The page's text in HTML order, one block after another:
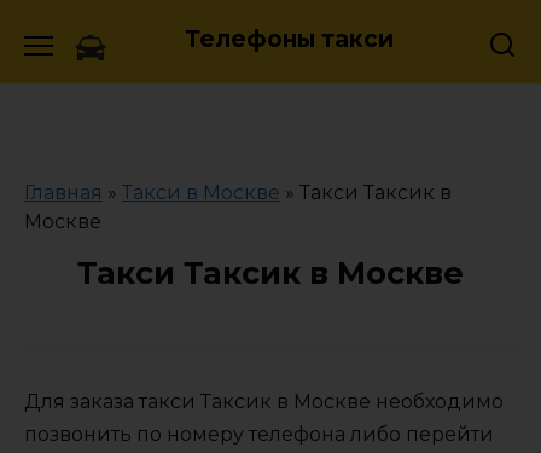
Телефоны такси
Главная » Такси в Москве » Такси Таксик в
Москве
Такси Таксик в Москве
Для заказа такси Таксик в Москве необходимо
позвонить по номеру телефона либо перейти